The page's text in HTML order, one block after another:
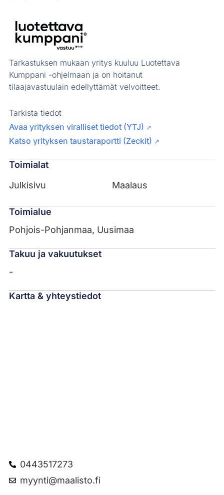
Tarkastuksen mukaan yritys kuuluu Luotettava
Kumppani -ohjelmaan ja on hoitanut
tilaajavastuulain edellyttämät velvoitteet.
Tarkista tiedot
Avaa yrityksen viralliset tiedot (YTJ) ↗
Katso yrityksen taustaraportti (Zeckit) ↗
Toimialat
Julkisivu
Maalaus
Toimialue
Pohjois-Pohjanmaa, Uusimaa
Takuu ja vakuutukset
-
Kartta & yhteystiedot
0443517273
myynti@maalisto.fi